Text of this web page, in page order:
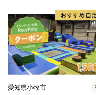
愛知県小牧市